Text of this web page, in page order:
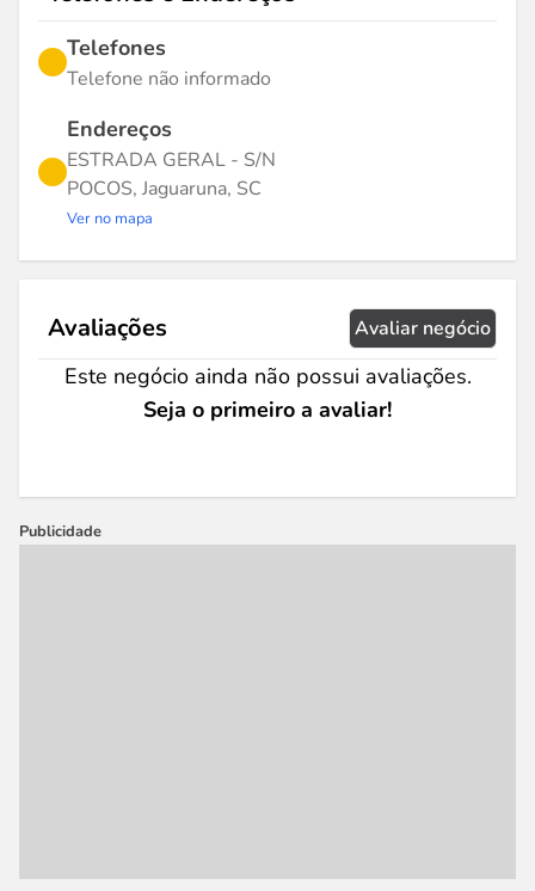
Telefones
Telefone não informado
Endereços
ESTRADA GERAL - S/N
POCOS, Jaguaruna, SC
Ver no mapa
Avaliações Avaliar negócio
Este negócio ainda não possui avaliações.
Seja o primeiro a avaliar!
Publicidade